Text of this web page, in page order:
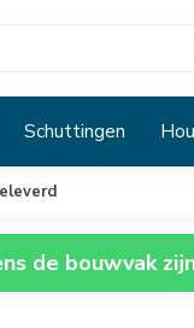
Schuttingen
de bouwvak